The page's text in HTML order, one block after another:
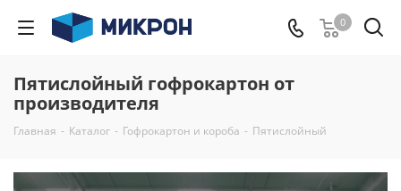
0
Пятислойный гофрокартон от
производителя
Главная - Каталог - Гофрокартон и короба - Пятислойный